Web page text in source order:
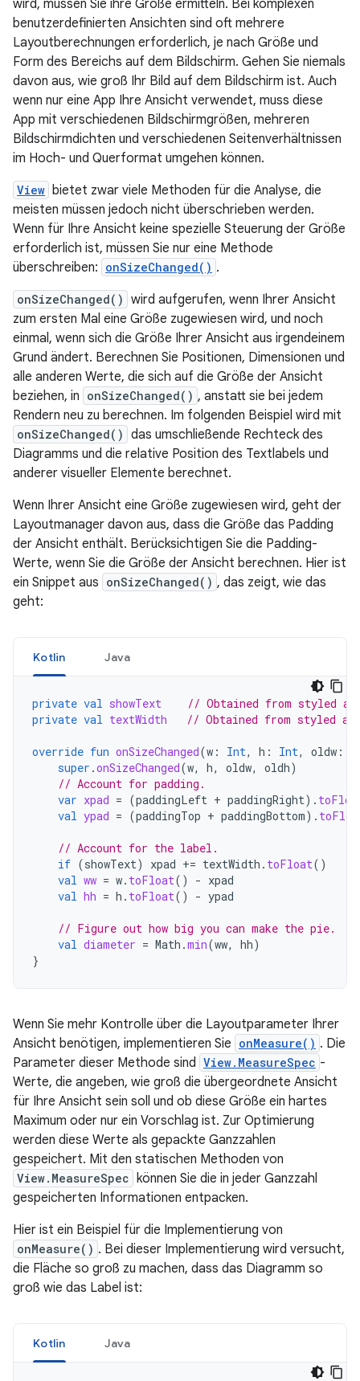
wird, müssen Sie ihre Größe ermitteln. Bei komplexen
benutzerdefinierten Ansichten sind oft mehrere
Layoutberechnungen erforderlich, je nach Größe und
Form des Bereichs auf dem Bildschirm. Gehen Sie niemals
davon aus, wie groß Ihr Bild auf dem Bildschirm ist. Auch
wenn nur eine App Ihre Ansicht verwendet, muss diese
App mit verschiedenen Bildschirmgrößen, mehreren
Bildschirmdichten und verschiedenen Seitenverhältnissen
im Hoch- und Querformat umgehen können.
View bietet zwar viele Methoden für die Analyse, die
meisten müssen jedoch nicht überschrieben werden.
Wenn für Ihre Ansicht keine spezielle Steuerung der Größe
erforderlich ist, müssen Sie nur eine Methode
überschreiben: onSizeChanged() .
onSizeChanged() wird aufgerufen, wenn Ihrer Ansicht
zum ersten Mal eine Größe zugewiesen wird, und noch
einmal, wenn sich die Größe Ihrer Ansicht aus irgendeinem
Grund ändert. Berechnen Sie Positionen, Dimensionen und
alle anderen Werte, die sich auf die Größe der Ansicht
beziehen, in onSizeChanged() , anstatt sie bei jedem
Rendern neu zu berechnen. Im folgenden Beispiel wird mit
onSizeChanged() das umschließende Rechteck des
Diagramms und die relative Position des Textlabels und
anderer visueller Elemente berechnet.
Wenn Ihrer Ansicht eine Größe zugewiesen wird, geht der
Layoutmanager davon aus, dass die Größe das Padding
der Ansicht enthält. Berücksichtigen Sie die Padding-
Werte, wenn Sie die Größe der Ansicht berechnen. Hier ist
ein Snippet aus onSizeChanged() , das zeigt, wie das
geht:
Kotlin Java
private val showText
// Obtained from styled
private val textWidth // Obtained from styled
override fun onSizeChanged(w : Int, h : Int, oldw :
super .onSizeChanged(w, h, oldw, oldh)
// Account for padding.
var xpad = (paddingLeft + paddingRight).
val ypad = (paddingTop + paddingBottom).
// Account for the label.
if (showText) xpad += textWidth . toFloat()
val ww = w. toFloat() - xpad
val hh = h . toFloat() - ypad
// Figure out how big you can make the pie.
val diameter = Math .min(ww, hh)
}
Wenn Sie mehr Kontrolle über die Layoutparameter Ihrer
Ansicht benötigen, implementieren Sie onMeasure() . Die
Parameter dieser Methode sind View.MeasureSpec -
Werte, die angeben, wie groß die übergeordnete Ansicht
für Ihre Ansicht sein soll und ob diese Größe ein hartes
Maximum oder nur ein Vorschlag ist. Zur Optimierung
werden diese Werte als gepackte Ganzzahlen
gespeichert. Mit den statischen Methoden von
View.MeasureSpec können Sie die in jeder Ganzzahl
gespeicherten Informationen entpacken.
Hier ist ein Beispiel für die Implementierung von
onMeasure() . Bei dieser Implementierung wird versucht,
die Fläche so groß zu machen, dass das Diagramm so
groß wie das Label ist:
Kotlin Java